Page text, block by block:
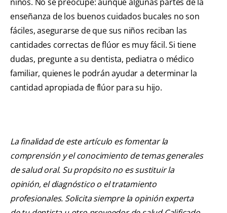
enseñanza de los buenos cuidados bucales no son
fáciles, asegurarse de que sus niños reciban las
cantidades correctas de flúor es muy fácil. Si tiene
dudas, pregunte a su dentista, pediatra o médico
familiar, quienes le podrán ayudar a determinar la
cantidad apropiada de flúor para su hijo.
La finalidad de este artículo es fomentar la
comprensión y el conocimiento de temas generales
de salud oral. Su propósito no es sustituir la
opinión, el diagnóstico o el tratamiento
profesionales. Solicita siempre la opinión experta